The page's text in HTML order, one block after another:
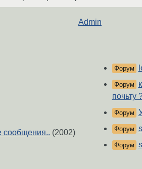
Admin
сообщения.. (2002)
Форум
Форум
почьту
Форум
Форум
Форум